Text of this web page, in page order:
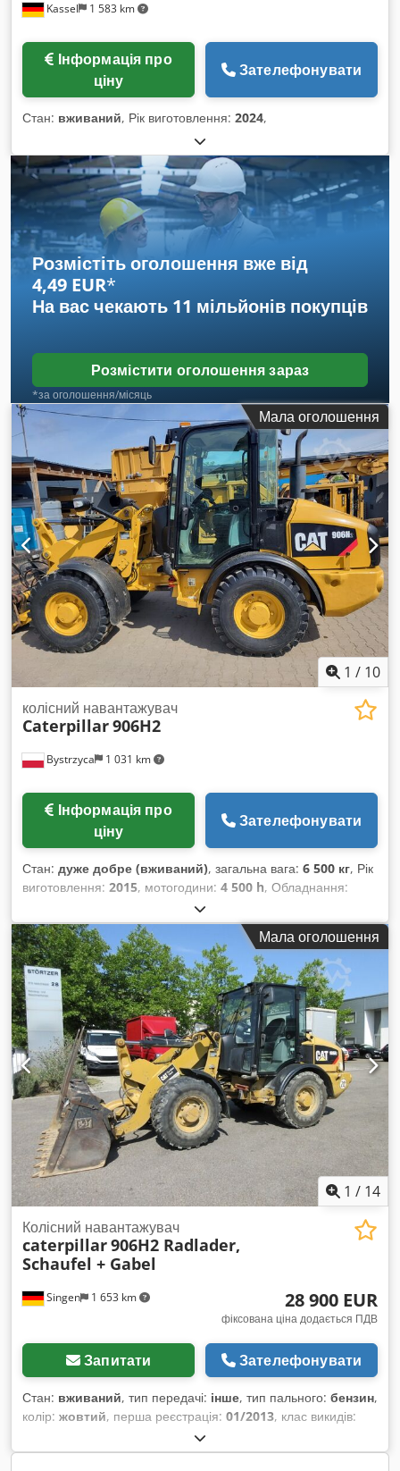
Kassel 1 583 km
ціну
Зателефонувати
Стан: вживаний, Рік виготовлення: 2024,
Розмістіть оголошення вже від
4,49 EUR*
На вас чекають 11 мільйонів покупців
Розмістити оголошення зараз
*за оголошення/місяць
Мала оголошення
1 / 10
Bystrzyca 1 031 km
колісний навантажувач
Caterpillar906H2
ціну
Зателефонувати
Стан: дуже добре (вживаний), загальна вага: 6 500 кг, Рік
виготовлення: 2015, мотогодини: 4 500 h, Обладнання:
, CAT 906 2015 рік 4500 мотогодин Ковш та
вила в комплекті. Dedpfoztb R Iox Ahhskr
Мала оголошення
1 / 14
Singen 1 653 km
Колісний навантажувач
caterpillar906H2 Radlader,
Schaufel + Gabel
28 900 EUR
фіксована ціна додається ПДВ
Запитати Зателефонувати
Стан: вживаний, тип передачі: інше, тип пального: бензин,
колір: жовтий, перша реєстрація: 01/2013, клас викидів:
, Рік виготовлення:
3 700 h, водійська кабіна:інше,